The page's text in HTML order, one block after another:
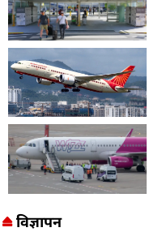
विज्ञापन